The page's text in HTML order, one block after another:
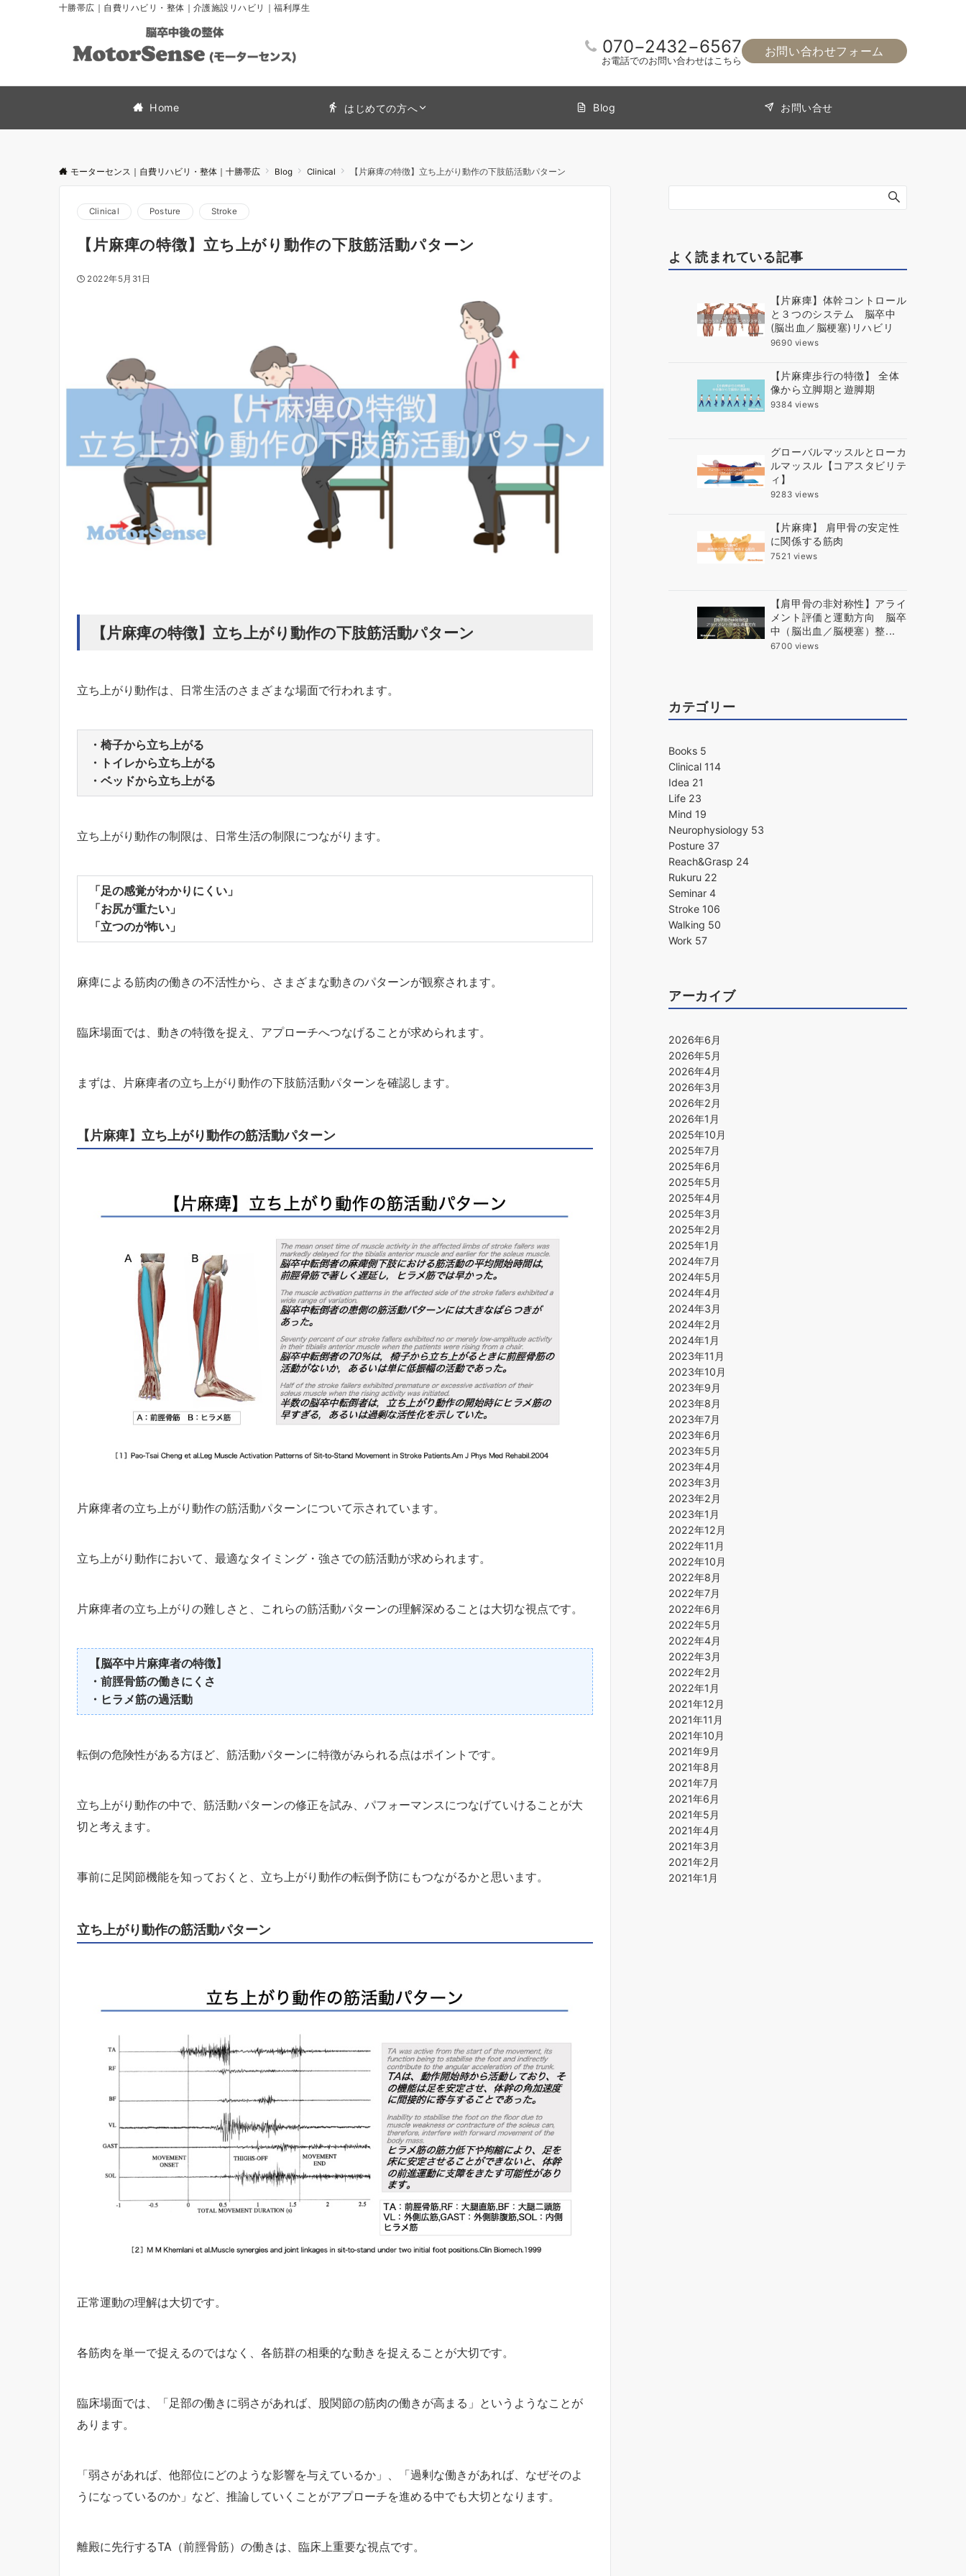
十勝帯広｜自費リハビリ・整体｜介護施設リハビリ｜福利厚生
070−2432−6567
お電話でのお問い合わせはこちら
お問い合わせフォーム
Home はじめての方へ Blog お問い合せ
モーターセンス｜自費リハビリ・整体｜十勝帯広 Blog Clinical 【片麻痺の特徴】立ち上がり動作の下肢筋活動パターン
Clinical Posture Stroke
【片麻痺の特徴】立ち上がり動作の下肢筋活動パターン
2022年5月31日
【片麻痺の特徴】立ち上がり動作の下肢筋活動パターン
立ち上がり動作は、日常生活のさまざまな場面で行われます。
・椅子から立ち上がる
・トイレから立ち上がる
・ベッドから立ち上がる
立ち上がり動作の制限は、日常生活の制限につながります。
「足の感覚がわかりにくい」
「お尻が重たい」
「立つのが怖い」
麻痺による筋肉の働きの不活性から、さまざまな動きのパターンが観察されます。
臨床場面では、動きの特徴を捉え、アプローチへつなげることが求められます。
まずは、片麻痺者の立ち上がり動作の下肢筋活動パターンを確認します。
【片麻痺】立ち上がり動作の筋活動パターン
片麻痺者の立ち上がり動作の筋活動パターンについて示されています。
立ち上がり動作において、最適なタイミング・強さでの筋活動が求められます。
片麻痺者の立ち上がりの難しさと、これらの筋活動パターンの理解深めることは大切な視点です。
【脳卒中片麻痺者の特徴】
・前脛骨筋の働きにくさ
・ヒラメ筋の過活動
転倒の危険性がある方ほど、筋活動パターンに特徴がみられる点はポイントです。
立ち上がり動作の中で、筋活動パターンの修正を試み、パフォーマンスにつなげていけることが大
切と考えます。
事前に足関節機能を知っておくと、立ち上がり動作の転倒予防にもつながるかと思います。
立ち上がり動作の筋活動パターン
正常運動の理解は大切です。
各筋肉を単一で捉えるのではなく、各筋群の相乗的な動きを捉えることが大切です。
臨床場面では、「足部の働きに弱さがあれば、股関節の筋肉の働きが高まる」というようなことが
あります。
「弱さがあれば、他部位にどのような影響を与えているか」、「過剰な働きがあれば、なぜそのよ
うになっているのか」など、推論していくことがアプローチを進める中でも大切となります。
離殿に先行するTA（前脛骨筋）の働きは、臨床上重要な視点です。
よく読まれている記事
【片麻痺】体幹コントロール
と３つのシステム 脳卒中
(脳出血／脳梗塞)リハビリ
9690 views
【片麻痺歩行の特徴】 全体
像から立脚期と遊脚期
9384 views
グローバルマッスルとローカ
ルマッスル【コアスタビリテ
ィ】
9283 views
【片麻痺】 肩甲骨の安定性
に関係する筋肉
7521 views
【肩甲骨の非対称性】アライ
メント評価と運動方向 脳卒
中（脳出血／脳梗塞）整...
6700 views
カテゴリー
Books 5
Clinical 114
Idea 21
Life 23
Mind 19
Neurophysiology 53
Posture 37
Reach&Grasp 24
Rukuru 22
Seminar 4
Stroke 106
Walking 50
Work 57
アーカイブ
2026年6月
2026年5月
2026年4月
2026年3月
2026年2月
2026年1月
2025年10月
2025年7月
2025年6月
2025年5月
2025年4月
2025年3月
2025年2月
2025年1月
2024年7月
2024年5月
2024年4月
2024年3月
2024年2月
2024年1月
2023年11月
2023年10月
2023年9月
2023年8月
2023年7月
2023年6月
2023年5月
2023年4月
2023年3月
2023年2月
2023年1月
2022年12月
2022年11月
2022年10月
2022年8月
2022年7月
2022年6月
2022年5月
2022年4月
2022年3月
2022年2月
2022年1月
2021年12月
2021年11月
2021年10月
2021年9月
2021年8月
2021年7月
2021年6月
2021年5月
2021年4月
2021年3月
2021年2月
2021年1月